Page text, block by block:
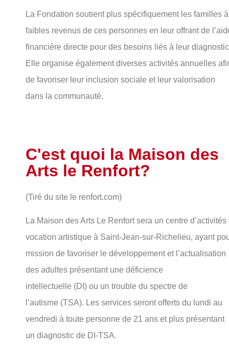
La Fondation soutient plus spécifiquement les familles à
faibles revenus de ces personnes en leur offrant de
financière directe pour des besoins liés à leur
Elle organise également diverses activités annuelles
de favoriser leur inclusion sociale et leur valorisation
dans la communauté.
C'est quoi la Maison des
Arts le Renfort?
(Tiré du site le renfort.com)
La Maison des Arts Le Renfort sera un centre d’activités
vocation artistique à Saint-Jean-sur-Richelieu, ayant
mission de favoriser le développement et l’actualisation
des adultes présentant une déficience
intellectuelle (DI) ou un trouble du spectre de
l’autisme (TSA). Les services seront offerts du lundi au
vendredi à toute personne de 21 ans et plus présentant
un diagnostic de DI-TSA.